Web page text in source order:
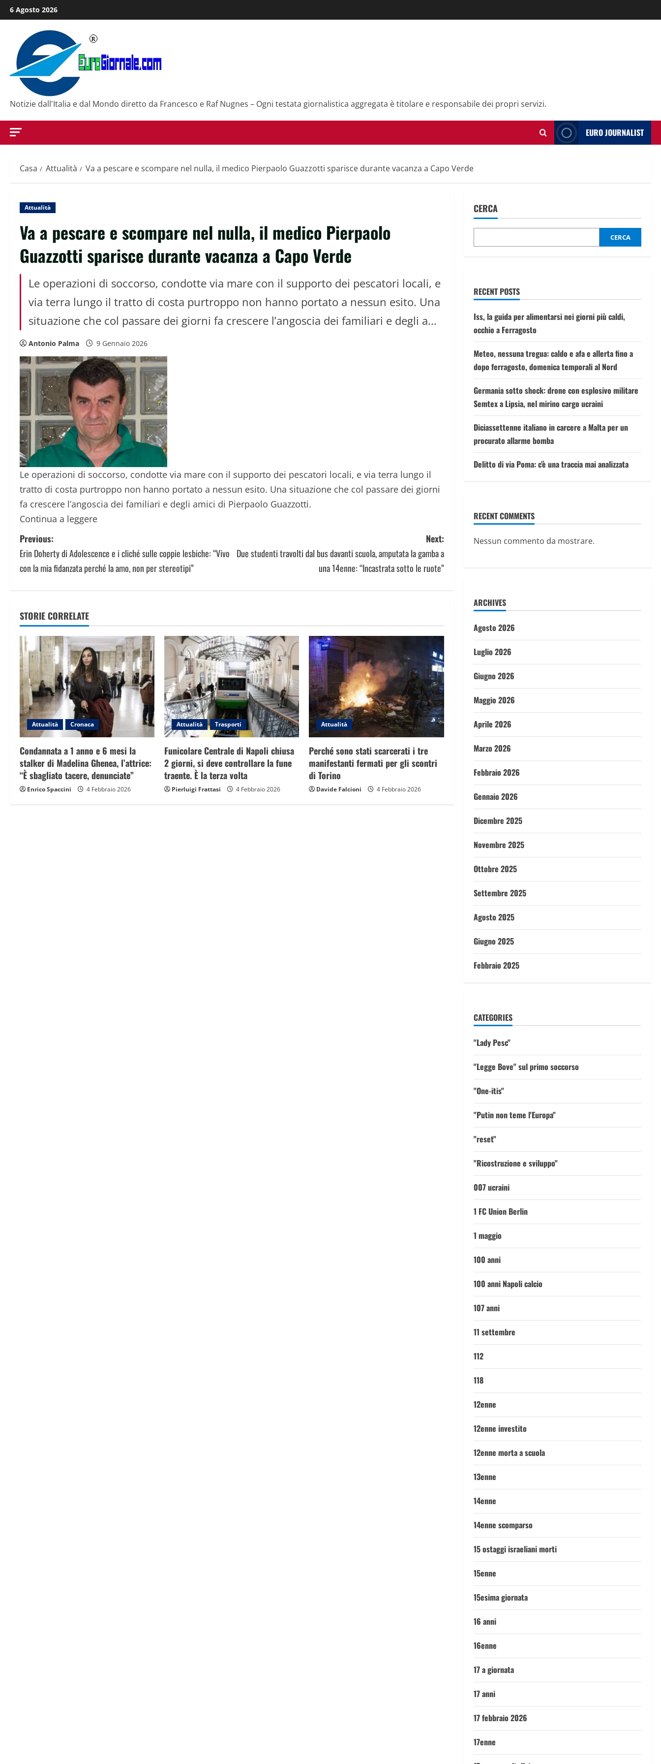
Salta
al
contenuto
6 Agosto 2026
Notizie dall'Italia e dal Mondo diretto da Francesco e Raf Nugnes – Ogni testata giornalistica aggregata è titolare e responsabile dei propri servizi.
EURO JOURNALIST
Casa Attualità Va a pescare e scompare nel nulla, il medico Pierpaolo Guazzotti sparisce durante vacanza a Capo Verde
Attualità
Va a pescare e scompare nel nulla, il medico Pierpaolo
Guazzotti sparisce durante vacanza a Capo Verde
Le operazioni di soccorso, condotte via mare con il supporto dei pescatori locali, e
via terra lungo il tratto di costa purtroppo non hanno portato a nessun esito. Una
situazione che col passare dei giorni fa crescere l’angoscia dei familiari e degli a...
Antonio Palma 9 Gennaio 2026
Le operazioni di soccorso, condotte via mare con il supporto dei pescatori locali, e via terra lungo il
tratto di costa purtroppo non hanno portato a nessun esito. Una situazione che col passare dei giorni
fa crescere l’angoscia dei familiari e degli amici di Pierpaolo Guazzotti.
Continua a leggere
P
o
n
a
v
i
g
a
t
i
o
Previous:
Erin Doherty di Adolescence e i cliché sulle coppie lesbiche: “Vivo
con la mia fidanzata perché la amo, non per stereotipi”
Next:
Due studenti travolti dal bus davanti scuola, amputata la gamba a
una 14enne: “Incastrata sotto le ruote”
STORIE CORRELATE
Attualità Cronaca
Condannata a 1 anno e 6 mesi la
stalker di Madelina Ghenea, l’attrice:
“È sbagliato tacere, denunciate”
Enrico Spaccini 4 Febbraio 2026
Attualità Trasporti
Funicolare Centrale di Napoli chiusa
2 giorni, si deve controllare la fune
traente. È la terza volta
Pierluigi Frattasi 4 Febbraio 2026
Attualità
Perché sono stati scarcerati i tre
manifestanti fermati per gli scontri
di Torino
Davide Falcioni 4 Febbraio 2026
CERCA
CERCA
RECENT POSTS
Iss, la guida per alimentarsi nei giorni più caldi,
occhio a Ferragosto
Meteo, nessuna tregua: caldo e afa e allerta fino a
dopo ferragosto, domenica temporali al Nord
Germania sotto shock: drone con esplosivo militare
Semtex a Lipsia, nel mirino cargo ucraini
Diciassettenne italiano in carcere a Malta per un
procurato allarme bomba
Delitto di via Poma: c’è una traccia mai analizzata
RECENT COMMENTS
Nessun commento da mostrare.
ARCHIVES
Agosto 2026
Luglio 2026
Giugno 2026
Maggio 2026
Aprile 2026
Marzo 2026
Febbraio 2026
Gennaio 2026
Dicembre 2025
Novembre 2025
Ottobre 2025
Settembre 2025
Agosto 2025
Giugno 2025
Febbraio 2025
CATEGORIES
"Lady Pesc"
"Legge Bove" sul primo soccorso
"One-itis"
"Putin non teme l'Europa"
"reset"
"Ricostruzione e sviluppo"
007 ucraini
1 FC Union Berlin
1 maggio
100 anni
100 anni Napoli calcio
107 anni
11 settembre
112
118
12enne
12enne investito
12enne morta a scuola
13enne
14enne
14enne scomparso
15 ostaggi israeliani morti
15enne
15esima giornata
16 anni
16enne
17 a giornata
17 anni
17 febbraio 2026
17enne